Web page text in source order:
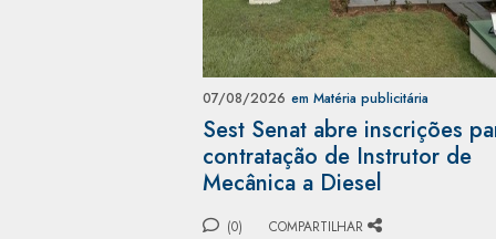
07/08/2026 em Matéria publicitária
Sest Senat abre inscrições
contratação de Instrutor de
Mecânica a Diesel
(0) COMPARTILHAR